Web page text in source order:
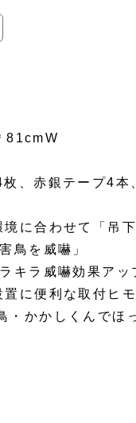
81cmW
枚、赤銀テープ4本
に合わせて「吊
鳥を威嚇」
キラ威嚇効果アッ
に便利な取付ヒ
かかしくんでほ